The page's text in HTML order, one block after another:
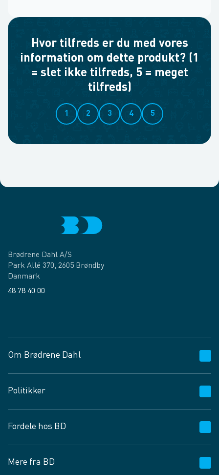
Hvor tilfreds er du med vores
information om dette produkt? (1
= slet ikke tilfreds, 5 = meget
tilfreds)
1 2 3 4 5
Brødrene Dahl A/S
Park Allé 370, 2605 Brøndby
Danmark
48 78 40 00
Om Brødrene Dahl
Vagttelefon 30 10 89 89
Spørgsmål og svar
Job og karriere
Fødevarekontrolrapport
Politikker
Privatlivspolitik
Cookies
Vilkår og betingelser
Fordele hos BD
BD app
Mere fra BD